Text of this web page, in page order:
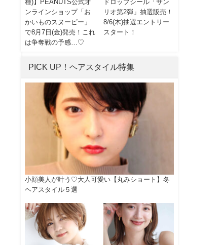
種)】PEANUTS公式オ
ンラインショップ「お
かいものスヌーピー」
で8月7日(金)発売！これ
は争奪戦の予感…♡
ドロップシール「サン
リオ第2弾」抽選販売！
8/6(木)抽選エントリー
スタート！
PICK UP！ヘアスタイル特集
小顔美人が叶う♡大人可愛い【丸みショート】冬
ヘアスタイル５選